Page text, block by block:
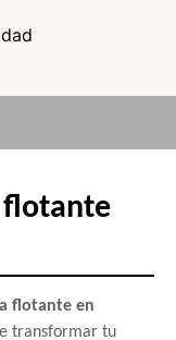
flotante
flotante en
transformar tu